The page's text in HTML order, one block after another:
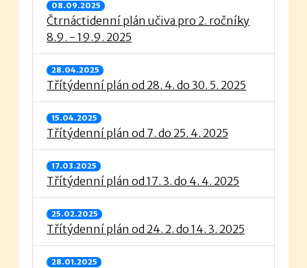
08.09.2025
Čtrnáctidenní plán učiva pro 2. ročníky
8.9. - 19.9. 2025
28.04.2025
Třítýdenní plán od 28. 4. do 30. 5. 2025
15.04.2025
Třítýdenní plán od 7. do 25. 4. 2025
17.03.2025
Třítýdenní plán od 17. 3. do 4. 4. 2025
25.02.2025
Třítýdenní plán od 24. 2. do 14. 3. 2025
28.01.2025